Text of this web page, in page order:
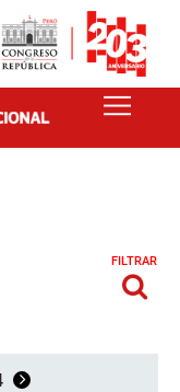
FILTRAR